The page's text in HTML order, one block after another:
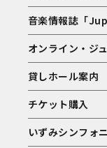
音楽情報誌「
オンライン・ジ
貸しホール案内
チケット購入
いずみシンフォ